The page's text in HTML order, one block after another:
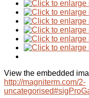
View the embedded
http://magniterm.com/2-